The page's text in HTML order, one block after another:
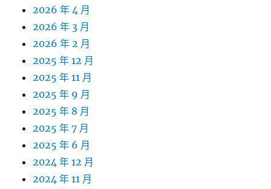
2026 年 4 月
2026 年 3 月
2026 年 2 月
2025 年 12 月
2025 年 11 月
2025 年 9 月
2025 年 8 月
2025 年 7 月
2025 年 6 月
2024 年 12 月
2024 年 11 月